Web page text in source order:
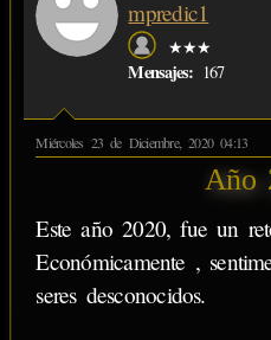
mpredic1
★★★
Mensajes: 167
Miércoles 23 de Diciembre, 2020 04:13
Año
Este año 2020, fue un
Económicamente ,
seres desconocidos.